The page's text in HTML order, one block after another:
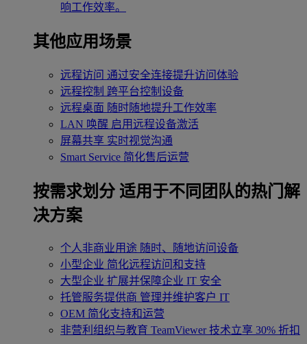
响工作效率。
其他应用场景
远程访问 通过安全连接提升访问体验
远程控制 跨平台控制设备
远程桌面 随时随地提升工作效率
LAN 唤醒 启用远程设备激活
屏幕共享 实时视觉沟通
Smart Service 简化售后运营
按需求划分 适用于不同团队的热门解
决方案
个人非商业用途 随时、随地访问设备
小型企业 简化远程访问和支持
大型企业 扩展并保障企业 IT 安全
托管服务提供商 管理并维护客户 IT
OEM 简化支持和运营
非营利组织与教育 TeamViewer 技术立享 30% 折扣